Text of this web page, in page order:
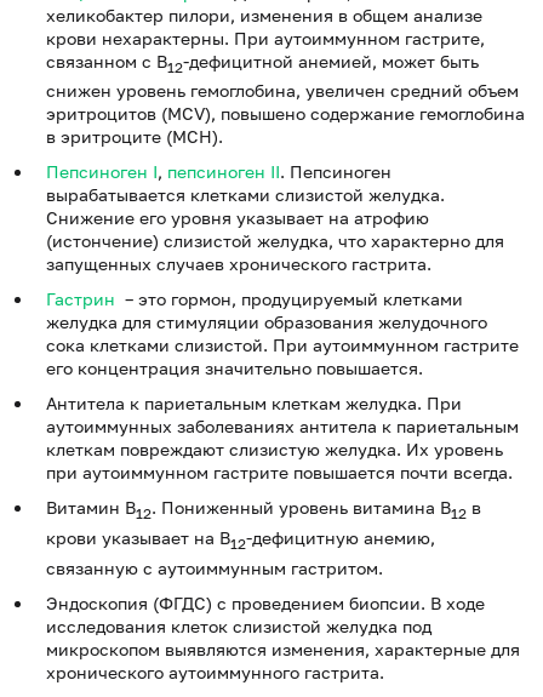
хеликобактер пилори, изменения в общем анализе
крови нехарактерны. При аутоиммунном гастрите,
связанном с В12-дефицитной анемией, может быть
снижен уровень гемоглобина, увеличен средний объем
эритроцитов (МСV), повышено содержание гемоглобина
в эритроците (МСН).
Пепсиноген I, пепсиноген II. Пепсиноген
вырабатывается клетками слизистой желудка.
Снижение его уровня указывает на атрофию
(истончение) слизистой желудка, что характерно для
запущенных случаев хронического гастрита.
Гастрин – это гормон, продуцируемый клетками
желудка для стимуляции образования желудочного
сока клетками слизистой. При аутоиммунном гастрите
его концентрация значительно повышается.
Антитела к париетальным клеткам желудка. При
аутоиммунных заболеваниях антитела к париетальным
клеткам повреждают слизистую желудка. Их уровень
при аутоиммунном гастрите повышается почти всегда.
Витамин В12. Пониженный уровень витамина В12 в
крови указывает на В12-дефицитную анемию,
связанную с аутоиммунным гастритом.
Эндоскопия (ФГДС) с проведением биопсии. В ходе
исследования клеток слизистой желудка под
микроскопом выявляются изменения, характерные для
хронического аутоиммунного гастрита.